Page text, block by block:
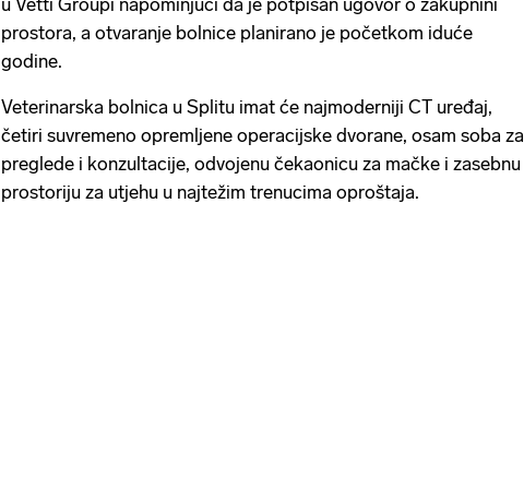
u Vetti Groupi napominjući da je potpisan ugovor o zakupnini
prostora, a otvaranje bolnice planirano je početkom iduće
godine.
Veterinarska bolnica u Splitu imat će najmoderniji CT uređaj,
četiri suvremeno opremljene operacijske dvorane, osam soba za
preglede i konzultacije, odvojenu čekaonicu za mačke i zasebnu
prostoriju za utjehu u najtežim trenucima oproštaja.